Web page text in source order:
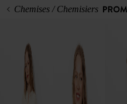
Chemises / Chemisiers